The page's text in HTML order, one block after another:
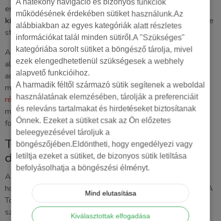
A hatékony navigáció és bizonyos funkciók
működésének érdekében sütiket használunk.Az
alábbiakban az egyes kategóriák alatt részletes
információkat talál minden sütiről.A "Szükséges"
kategóriába sorolt sütiket a böngésző tárolja, mivel
ezek elengedhetetlenül szükségesek a webhely
alapvető funkcióihoz.
A harmadik féltől származó sütik segítenek a weboldal
használatának elemzésében, tárolják a preferenciáit
és releváns tartalmakat és hirdetéseket biztosítanak
Önnek. Ezeket a sütiket csak az Ön előzetes
beleegyezésével tároljuk a
böngészőjében.Eldöntheti, hogy engedélyezi vagy
letiltja ezeket a sütiket, de bizonyos sütik letiltása
befolyásolhatja a böngészési élményt.
Mind elutasítása
Kiválasztottak elfogadása
eredményeket kell értékelnie. Agoogle ads ügynökség
kiválasztása
tehát valójában időt vásárol Önnek, amit a cége
stratégiai fejlesztésére fordíthat.
A szakmai kontroll és a transzparens riportálás
alapkövetelmény. Az ügynökség nem kifogásokat, hanem
adatokat szállít. Ha szeretné látni, hogyan fordíthatja a
marketingbüdzséjét valódi növekedésre, kérjen tőlünk egy
részletes marketing auditot. Az átlátható elszámolás és a
mérésalapú optimalizálás garantálja, hogy minden elköltött
forint a lehető legmagasabb profitot termelje.
Toptarget: Az ügynökség, amely úgy
dolgozik, mint egy belső csapattag
A legtöbb cégvezető azért tart a kiszervezéstől, mert fél,
hogy csak egy sorszám lesz egy nagyvállalati rendszerben. A
Toptarget Online Marketing Ügynökségnél mi ezt a
szemléletet alapjaiban írjuk felül. Nem egyszerű beszállítók